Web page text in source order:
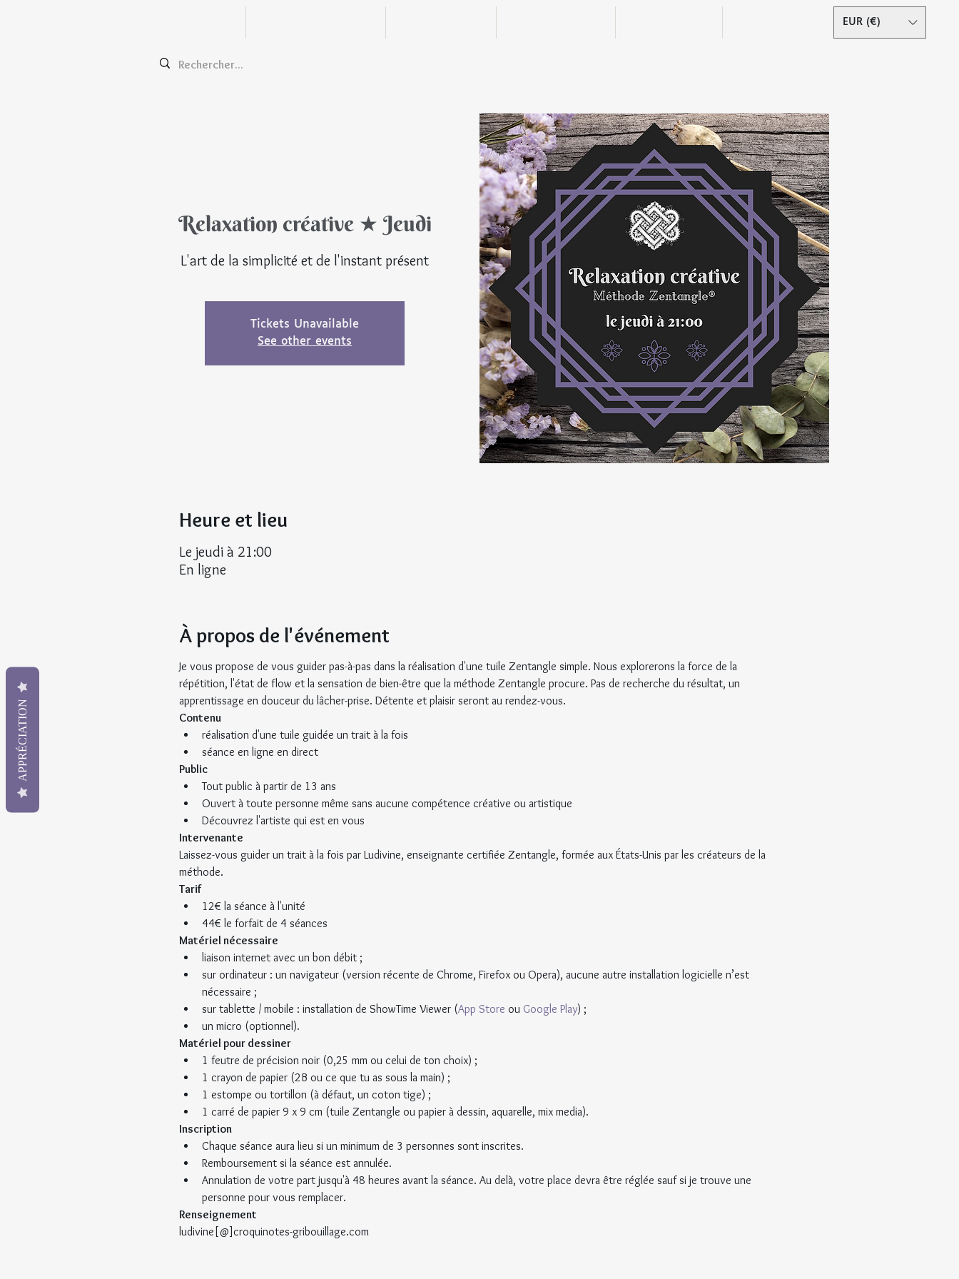
EUR (€)
Relaxation créative ★ Jeudi
L'art de la simplicité et de l'instant présent
Tickets Unavailable
See other events
Heure et lieu
Le jeudi à 21:00
En ligne
À propos de l'événement
Je vous propose de vous guider pas-à-pas dans la réalisation d'une tuile Zentangle simple. Nous explorerons la force de la
répétition, l'état de flow et la sensation de bien-être que la méthode Zentangle procure. Pas de recherche du résultat, un
apprentissage en douceur du lâcher-prise. Détente et plaisir seront au rendez-vous.
Contenu
réalisation d'une tuile guidée un trait à la fois
séance en ligne en direct
Public
Tout public à partir de 13 ans
Ouvert à toute personne même sans aucune compétence créative ou artistique
Découvrez l'artiste qui est en vous
Intervenante
Laissez-vous guider un trait à la fois par Ludivine, enseignante certifiée Zentangle, formée aux États-Unis par les créateurs de la
méthode.
Tarif
12€ la séance à l'unité
44€ le forfait de 4 séances
Matériel nécessaire
liaison internet avec un bon débit ;
sur ordinateur : un navigateur (version récente de Chrome, Firefox ou Opera), aucune autre installation logicielle n’est
nécessaire ;
sur tablette / mobile : installation de ShowTime Viewer (App Store ou Google Play) ;
un micro (optionnel).
Matériel pour dessiner
1 feutre de précision noir (0,25 mm ou celui de ton choix) ;
1 crayon de papier (2B ou ce que tu as sous la main) ;
1 estompe ou tortillon (à défaut, un coton tige) ;
1 carré de papier 9 x 9 cm (tuile Zentangle ou papier à dessin, aquarelle, mix media).
Inscription
Chaque séance aura lieu si un minimum de 3 personnes sont inscrites.
Remboursement si la séance est annulée.
Annulation de votre part jusqu'à 48 heures avant la séance. Au delà, votre place devra être réglée sauf si je trouve une
personne pour vous remplacer.
Renseignement
ludivine[@]croquinotes-gribouillage.com
© Tous droits réservés
APPRÉCIATION